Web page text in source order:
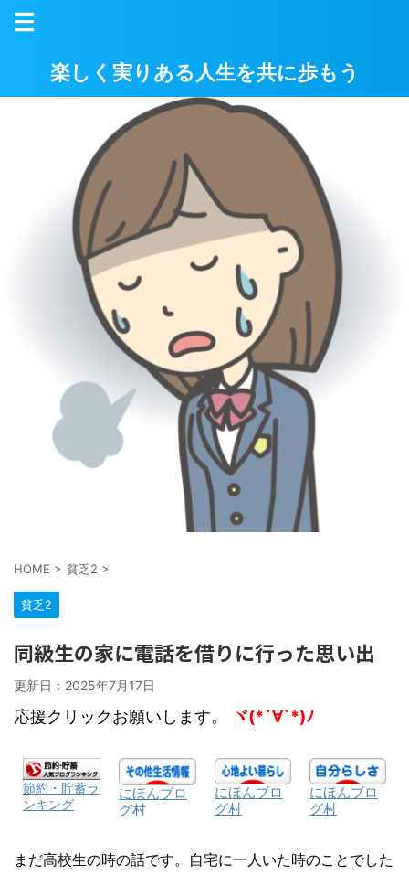
楽しく実りある人生を共に歩もう
HOME > 貧乏2 >
貧乏2
同級生の家に電話を借りに行った思い出
更新日： 2025年7月17日
応援クリックお願いします。 ヾ(*´∀`*)ﾉ
節約・貯蓄ラ
ンキング
にほんブロ
グ村
にほんブロ
グ村
にほんブロ
グ村
まだ高校生の時の話です。自宅に一人いた時のことでした